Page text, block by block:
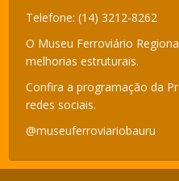
Telefone: (14) 3212-8262
O Museu Ferroviário
melhorias estruturais.
Confira a programação da
redes sociais.
@museuferroviariobauru